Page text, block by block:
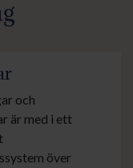
och
är med i ett
över